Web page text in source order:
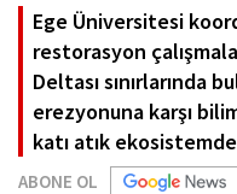
Ege Üniversitesi
restorasyon
Deltası sınırlarında
erezyonuna karşı
katı atık
ABONE OL